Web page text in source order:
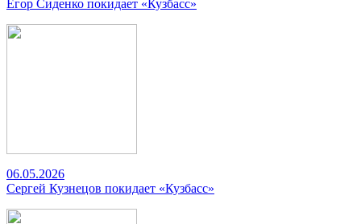
Егор Сиденко покидает «Кузбасс»
06.05.2026
Сергей Кузнецов покидает «Кузбасс»